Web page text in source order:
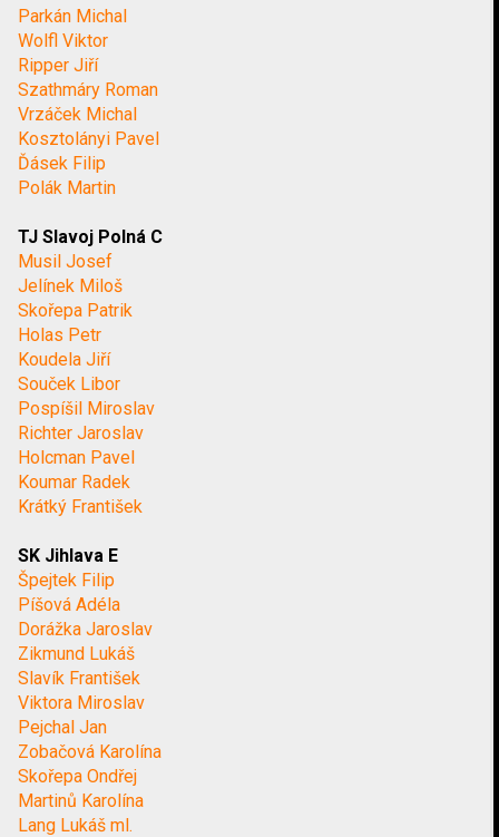
Parkán Michal
Wolfl Viktor
Ripper Jiří
Szathmáry Roman
Vrzáček Michal
Kosztolányi Pavel
Ďásek Filip
Polák Martin
TJ Slavoj Polná C
Musil Josef
Jelínek Miloš
Skořepa Patrik
Holas Petr
Koudela Jiří
Souček Libor
Pospíšil Miroslav
Richter Jaroslav
Holcman Pavel
Koumar Radek
Krátký František
SK Jihlava E
Špejtek Filip
Píšová Adéla
Dorážka Jaroslav
Zikmund Lukáš
Slavík František
Viktora Miroslav
Pejchal Jan
Zobačová Karolína
Skořepa Ondřej
Martinů Karolína
Lang Lukáš ml.